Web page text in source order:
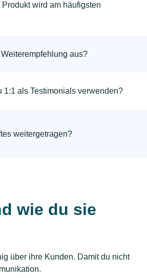
wird am häufigsten
aus?
1:1 als Testimonials verwenden?
weitergetragen?
wie du sie
über ihre Kunden. Damit du nicht